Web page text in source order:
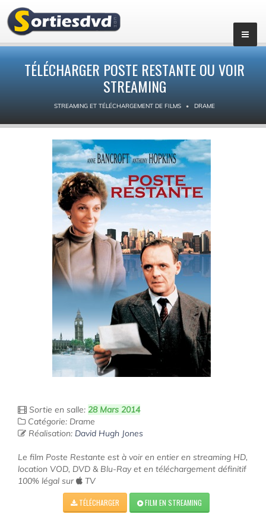
TÉLÉCHARGER POSTE RESTANTE OU VOIR
STREAMING
STREAMING ET TÉLÉCHARGEMENT DE FILMS DRAME
Sortie en salle: 28 Mars 2014
Catégorie: Drame
Réalisation: David Hugh Jones
Le film Poste Restante est à voir en entier en streaming HD,
location VOD, DVD & Blu-Ray et en téléchargement définitif
100% légal sur
TV
TÉLÉCHARGER FILM EN STREAMING